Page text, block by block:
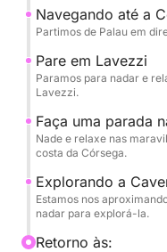
Navegando até a
Partimos de Palau em
Pare em Lavezzi
Paramos para nadar e
Lavezzi.
Faça uma parada
Nade e relaxe nas
costa da Córsega.
Explorando a
Estamos nos
nadar para explorá-la.
Retorno às: